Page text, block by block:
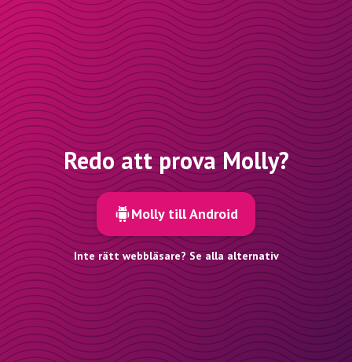
Redo att prova Molly?
Molly till Android
Inte rätt webbläsare? Se alla alternativ